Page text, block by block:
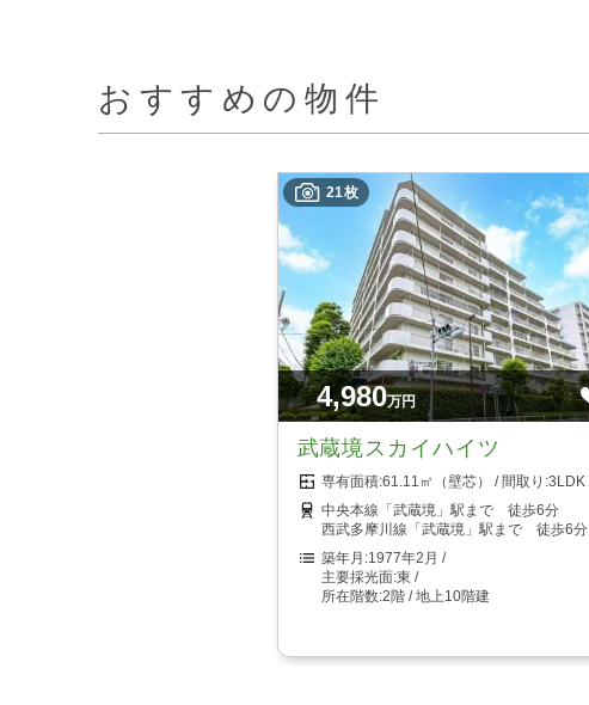
おすすめの物件
21枚
4,980万円
武蔵境スカイハイツ
61.11㎡（壁芯）
3LDK
中央本線「武蔵境」駅まで 徒歩6分
西武多摩川線「武蔵境」駅まで 徒歩6分
1977年2月
東
2階 / 地上10階建